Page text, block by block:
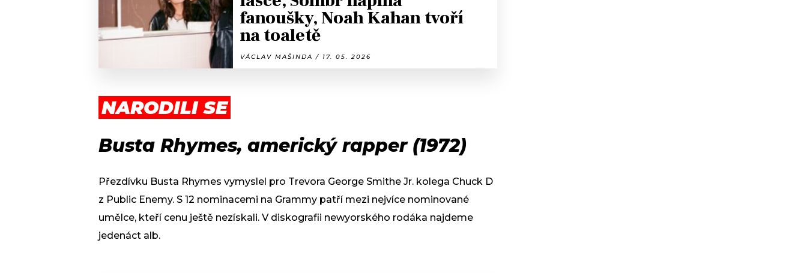
fanoušky, Noah Kahan tvoří
na toaletě
VÁCLAV MAŠINDA / 17. 05. 2026
NARODILI SE
Busta Rhymes, americký rapper (1972)
Přezdívku Busta Rhymes vymyslel pro Trevora George Smithe Jr. kolega Chuck D
z Public Enemy. S 12 nominacemi na Grammy patří mezi nejvíce nominované
umělce, kteří cenu ještě nezískali. V diskografii newyorského rodáka najdeme
jedenáct alb.